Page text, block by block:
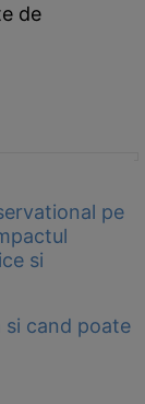
de
pe
si
si cand poate